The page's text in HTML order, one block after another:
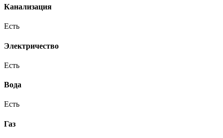
Канализация
Есть
Электричество
Есть
Вода
Есть
Газ